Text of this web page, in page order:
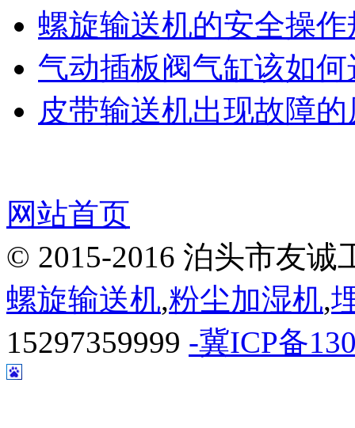
螺旋输送机的安全操
气动插板阀气缸该如何
皮带输送机出现故障
网站首页
© 2015-2016 泊头市友
螺旋输送机,粉尘加湿机,
15297359999 -冀ICP备